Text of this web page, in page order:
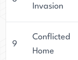
Invasion
9
Conflicted
Home